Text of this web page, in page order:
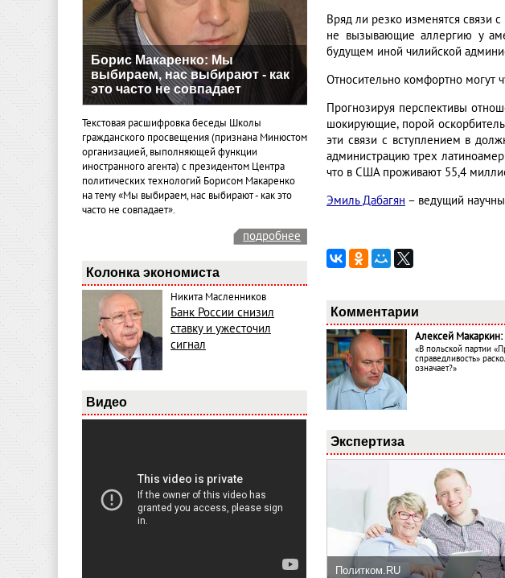
Борис Макаренко: Мы
выбираем, нас выбирают - как
это часто не совпадает
Текстовая расшифровка беседы Школы
гражданского просвещения (признана Минюстом
организацией, выполняющей функции
иностранного агента) с президентом Центра
политических технологий Борисом Макаренко
на тему «Мы выбираем, нас выбирают - как это
часто не совпадает».
подробнее
Колонка экономиста
Никита Масленников
Банк России снизил
ставку и ужесточил
сигнал
Видео
Вряд ли резко изменятся связи с
не вызывающие аллергию у
будущем иной чилийской
Относительно комфортно могут
Прогнозируя перспективы
шокирующие, порой
эти связи с вступлением в
администрацию трех
что в США проживают 55,4
Эмиль Дабагян – ведущий
Комментарии
Алексей Макаркин:
«В польской партии
справедливость»
означает?»
Экспертиза
Политком.RU